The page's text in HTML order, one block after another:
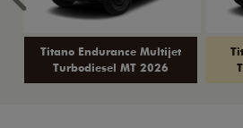
Titano Endurance Multijet
Turbodiesel MT 2026
Anterior